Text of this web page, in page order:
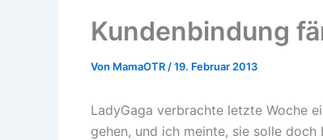
Kundenbindung
Von MamaOTR /19. Februar 2013
LadyGaga verbrachte letzte Woche
gehen, und ich meinte, sie solle